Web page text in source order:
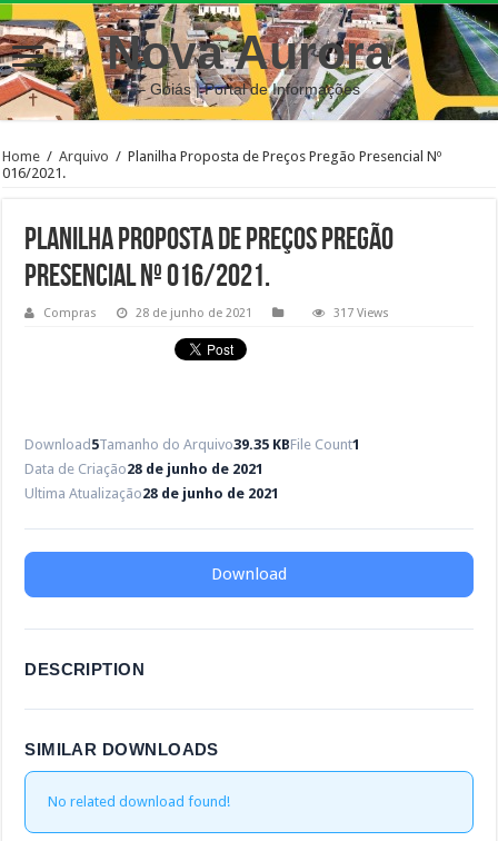
Nova Aurora
– Goiás | Portal de Informações
Home / Arquivo / Planilha Proposta de Preços Pregão Presencial Nº
016/2021.
Planilha Proposta de Preços Pregão
Presencial Nº 016/2021.
Compras 28 de junho de 2021 317 Views
Download 5Tamanho do Arquivo39.35 KBFile Count1
Data de Criação28 de junho de 2021
Ultima Atualização28 de junho de 2021
Download
DESCRIPTION
SIMILAR DOWNLOADS
No related download found!